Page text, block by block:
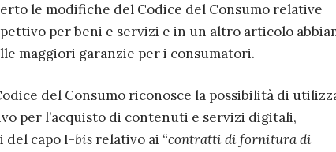
le modifiche del Codice del Consumo relative
per beni e servizi e in un altro articolo
maggiori garanzie per i consumatori.
del Consumo riconosce la possibilità di
per l’acquisto di contenuti e servizi digitali,
del capo I-bis relativo ai “contratti di fornitura di